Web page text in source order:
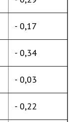
- 0,17
- 0,34
- 0,03
- 0,22